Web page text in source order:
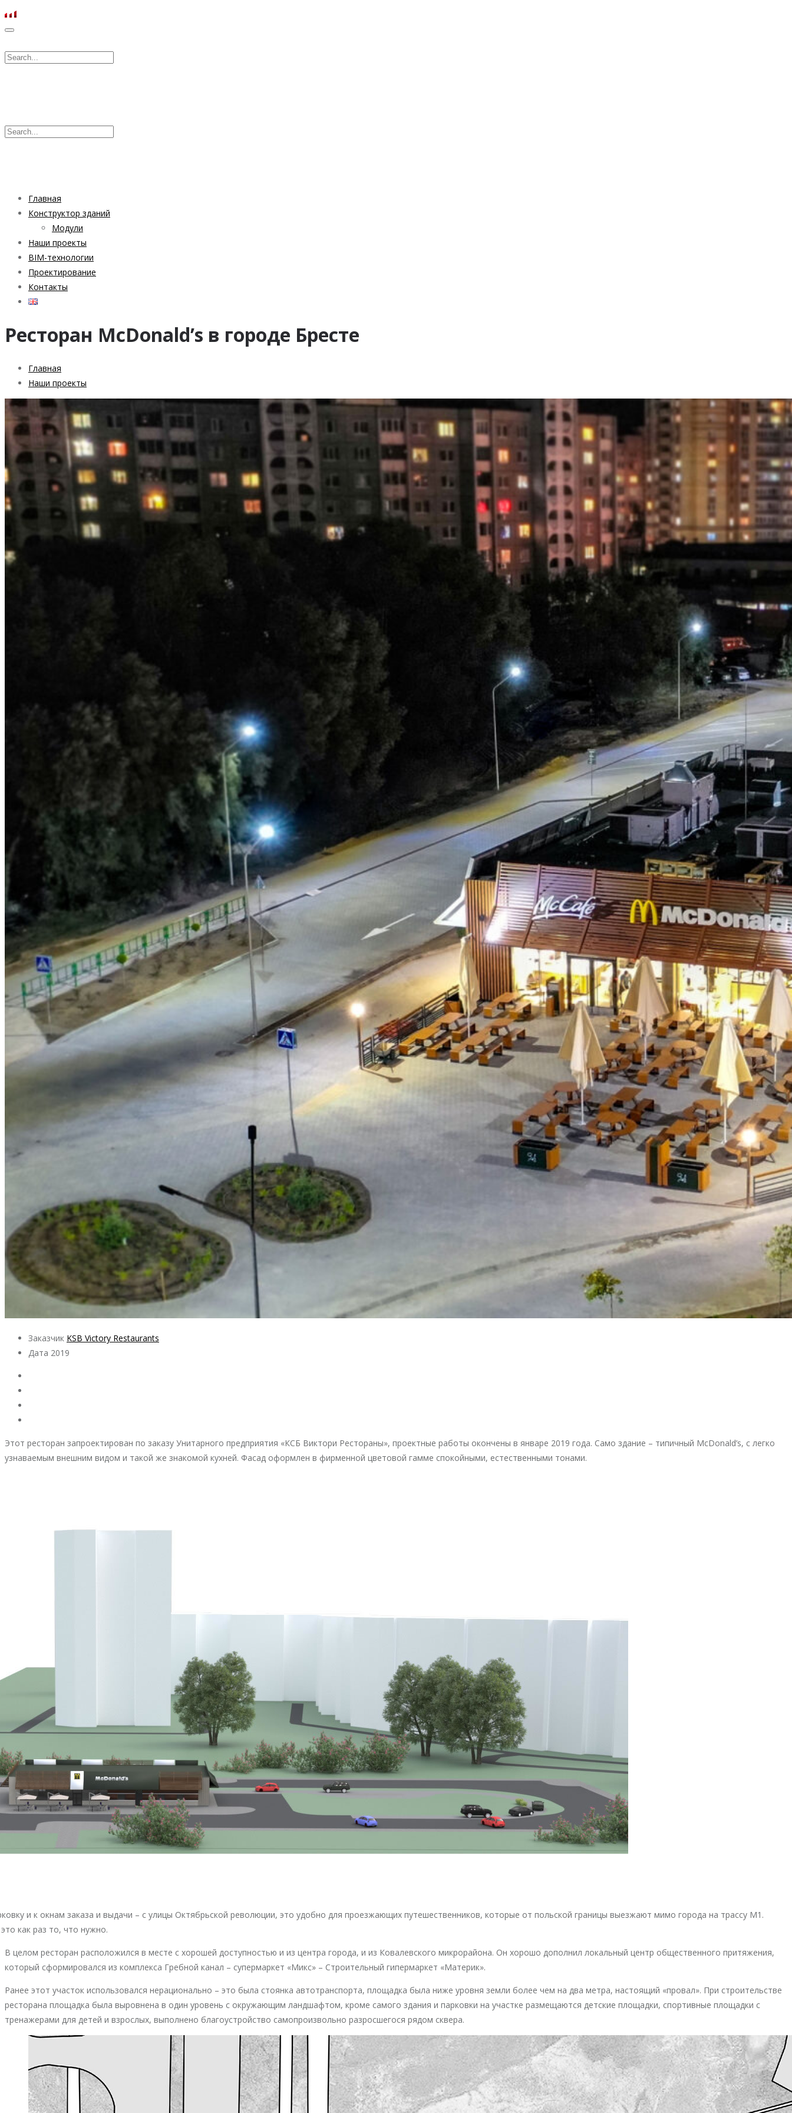
Главная
Конструктор зданий
Модули
Наши проекты
BIM-технологии
Проектирование
Контакты
Ресторан McDonald’s в городе Бресте
Главная
Наши проекты
Заказчик KSB Victory Restaurants
Дата 2019
Этот ресторан запроектирован по заказу Унитарного предприятия «КСБ Виктори Рестораны», проектные работы окончены в январе 2019 года. Само здание – типичный McDonald’s, с легко
узнаваемым внешним видом и такой же знакомой кухней. Фасад оформлен в фирменной цветовой гамме спокойными, естественными тонами.
и к окнам заказа и выдачи – с улицы Октябрьской революции, это удобно для проезжающих путешественников, которые от польской границы выезжают мимо города на трассу М1.
как раз то, что нужно.
В целом ресторан расположился в месте с хорошей доступностью и из центра города, и из Ковалевского микрорайона. Он хорошо дополнил локальный центр общественного притяжения,
который сформировался из комплекса Гребной канал – супермаркет «Микс» – Строительный гипермаркет «Материк».
Ранее этот участок использовался нерационально – это была стоянка автотранспорта, площадка была ниже уровня земли более чем на два метра, настоящий «провал». При строительстве
ресторана площадка была выровнена в один уровень с окружающим ландшафтом, кроме самого здания и парковки на участке размещаются детские площадки, спортивные площадки с
тренажерами для детей и взрослых, выполнено благоустройство самопроизвольно разросшегося рядом сквера.